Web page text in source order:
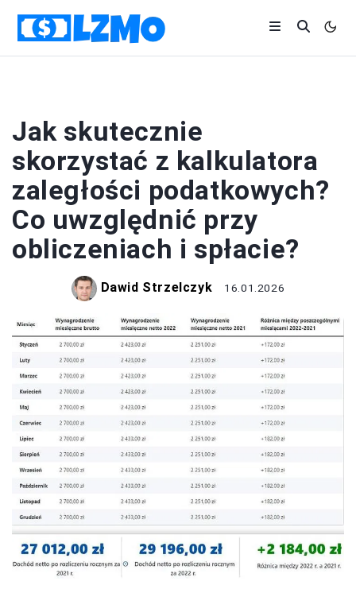
Jak skutecznie
skorzystać z kalkulatora
zaległości podatkowych?
Co uwzględnić przy
obliczeniach i spłacie?
Dawid Strzelczyk 16.01.2026